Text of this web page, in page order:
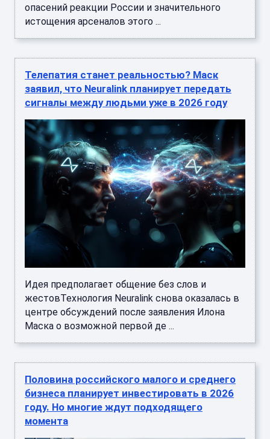
опасений реакции России и значительного
истощения арсеналов этого ...
Телепатия станет реальностью? Маск
заявил, что Neuralink планирует передать
сигналы между людьми уже в 2026 году
Идея предполагает общение без слов и
жестовТехнология Neuralink снова оказалась в
центре обсуждений после заявления Илона
Маска о возможной первой де ...
Половина российского малого и среднего
бизнеса планирует инвестировать в 2026
году. Но многие ждут подходящего
момента